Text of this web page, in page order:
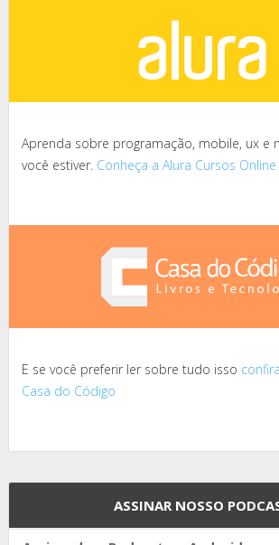
Aprenda sobre programação, mobile, ux e
você estiver. Conheça a Alura Cursos
E se você preferir ler sobre tudo isso
Casa do Código
ASSINAR NOSSO